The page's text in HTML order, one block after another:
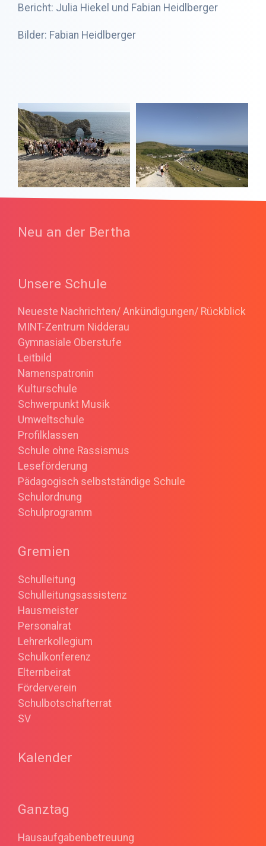
Bericht: Julia Hiekel und Fabian Heidlberger
Bilder: Fabian Heidlberger
Neu an der Bertha
Unsere Schule
Neueste Nachrichten/ Ankündigungen/ Rückblick
MINT-Zentrum Nidderau
Gymnasiale Oberstufe
Leitbild
Namenspatronin
Kulturschule
Schwerpunkt Musik
Umweltschule
Profilklassen
Schule ohne Rassismus
Leseförderung
Pädagogisch selbstständige Schule
Schulordnung
Schulprogramm
Gremien
Schulleitung
Schulleitungsassistenz
Hausmeister
Personalrat
Lehrerkollegium
Schulkonferenz
Elternbeirat
Förderverein
Schulbotschafterrat
SV
Kalender
Ganztag
Hausaufgabenbetreuung